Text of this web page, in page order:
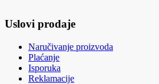
Uslovi prodaje
Naručivanje proizvoda
Plaćanje
Isporuka
Reklamacije